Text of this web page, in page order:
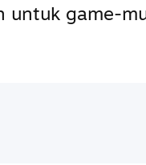
game-